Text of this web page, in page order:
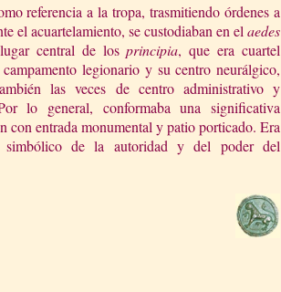
referencia a la tropa, trasmitiendo órdenes a
el acuartelamiento, se custodiaban en el aedes
lugarcentral de losprincipia, que era cuartel
legionario y su centro neurálgico,
las veces de centro administrativo y
lo general, conformaba una significativa
con entrada monumental y patio porticado. Era
simbólico de la autoridad y del poder del